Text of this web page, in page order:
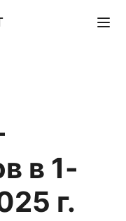
в 1-
г.